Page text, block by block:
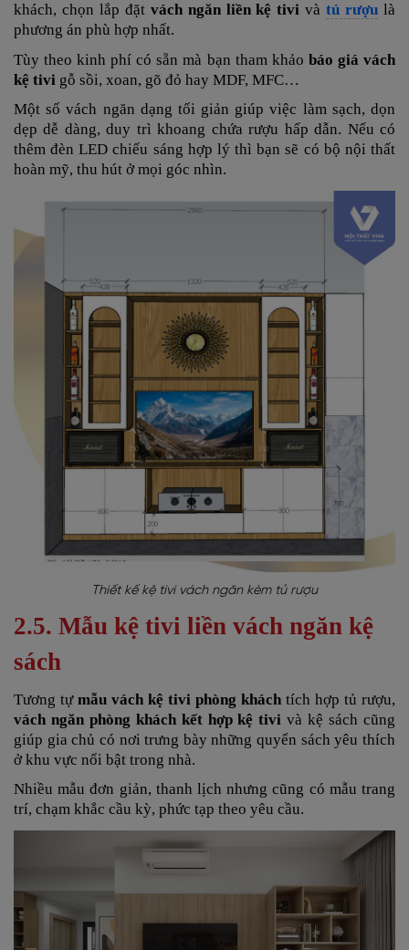
khách, chọn lắp đặt vách ngăn liền kệ tivivàtủ rượu là
phương án phù hợp nhất.
Tùy theo kinh phí có sẵn mà bạn tham khảo báo giá vách
kệ tivi gỗ sồi, xoan, gõ đỏ hay MDF, MFC…
Một số vách ngăn dạng tối giản giúp việc làm sạch, dọn
dẹp dễ dàng, duy trì khoang chứa rượu hấp dẫn. Nếu có
thêm đèn LED chiếu sáng hợp lý thì bạn sẽ có bộ nội thất
hoàn mỹ, thu hút ở mọi góc nhìn.
Thiết kế kệ tivi vách ngăn kèm tủ rượu
2.5. Mẫu kệ tivi liền vách ngăn kệ
sách
Tương tự mẫu vách kệ tivi phòng khách tích hợp tủ rượu,
vách ngăn phòng khách kết hợp kệ tivivà kệ sách cũng
giúp gia chủ có nơi trưng bày những quyển sách yêu thích
ở khu vực nổi bật trong nhà.
Nhiều mẫu đơn giản, thanh lịch nhưng cũng có mẫu trang
trí, chạm khắc cầu kỳ, phức tạp theo yêu cầu.